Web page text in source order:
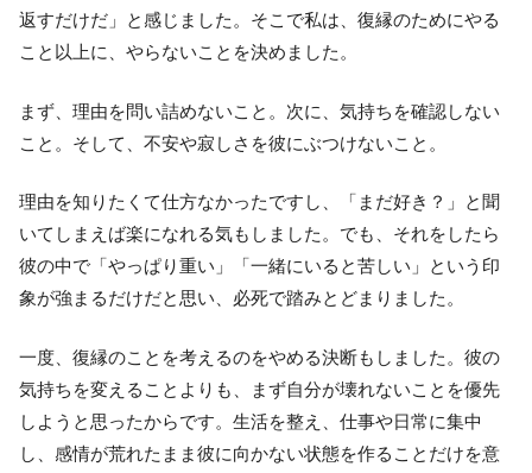
返すだけだ」と感じました。そこで私は、復縁のためにやる
こと以上に、やらないことを決めました。
まず、理由を問い詰めないこと。次に、気持ちを確認しない
こと。そして、不安や寂しさを彼にぶつけないこと。
理由を知りたくて仕方なかったですし、「まだ好き？」と聞
いてしまえば楽になれる気もしました。でも、それをしたら
彼の中で「やっぱり重い」「一緒にいると苦しい」という印
象が強まるだけだと思い、必死で踏みとどまりました。
一度、復縁のことを考えるのをやめる決断もしました。彼の
気持ちを変えることよりも、まず自分が壊れないことを優先
しようと思ったからです。生活を整え、仕事や日常に集中
し、感情が荒れたまま彼に向かない状態を作ることだけを意